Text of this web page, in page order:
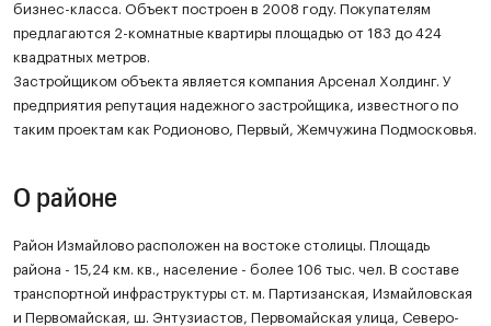
бизнес-класса. Объект построен в 2008 году. Покупателям
предлагаются 2-комнатные квартиры площадью от 183 до 424
квадратных метров.
Застройщиком объекта является компания Арсенал Холдинг. У
предприятия репутация надежного застройщика, известного по
таким проектам как Родионово, Первый, Жемчужина Подмосковья.
О районе
Район Измайлово расположен на востоке столицы. Площадь
района - 15,24 км. кв., население - более 106 тыс. чел. В составе
транспортной инфраструктуры ст. м. Партизанская, Измайловская
и Первомайская, ш. Энтузиастов, Первомайская улица, Северо-